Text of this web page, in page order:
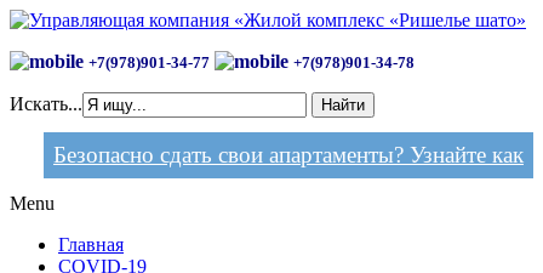
+7(978)901-34-77 +7(978)901-34-78
Искать... Найти
Безопасно сдать свои апартаменты? Узнайте как
Menu
Главная
COVID-19